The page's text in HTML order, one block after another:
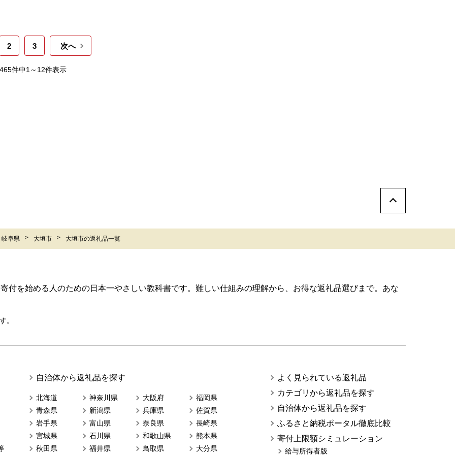
2 3 次へ
件中1～12件表示
岐阜県 大垣市 大垣市の返礼品一覧
付を始める人のための日本一やさしい教科書です。難しい仕組みの理解から、お得な返礼品選びまで。あな
。
自治体から返礼品を探す
北海道
青森県
岩手県
宮城県
秋田県
神奈川県
新潟県
富山県
石川県
福井県
大阪府
兵庫県
奈良県
和歌山県
鳥取県
福岡県
佐賀県
長崎県
熊本県
大分県
よく見られている返礼品
カテゴリから返礼品を探す
自治体から返礼品を探す
ふるさと納税ポータル徹底比較
寄付上限額シミュレーション
給与所得者版